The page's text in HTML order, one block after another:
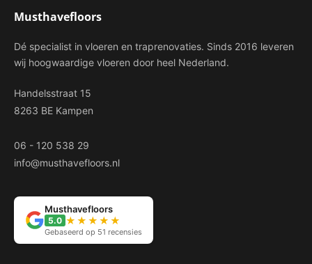
Musthavefloors
Dé specialist in vloeren en traprenovaties. Sinds 2016 leveren
wij hoogwaardige vloeren door heel Nederland.
Handelsstraat 15
8263 BE Kampen
06 - 120 538 29
info@musthavefloors.nl
Musthavefloors
5.0 ★★★★★
Gebaseerd op 51 recensies